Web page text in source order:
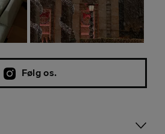
Følg os.